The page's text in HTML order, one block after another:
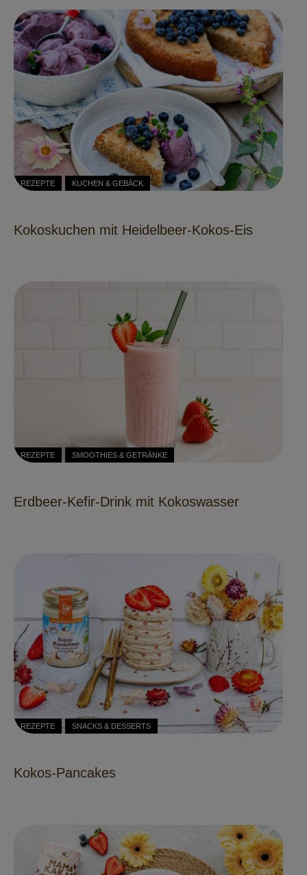
REZEPTE KUCHEN & GEBÄCK
Kokoskuchen mit Heidelbeer-Kokos-Eis
REZEPTE SMOOTHIES & GETRÄNKE
Erdbeer-Kefir-Drink mit Kokoswasser
REZEPTE SNACKS & DESSERTS
Kokos-Pancakes